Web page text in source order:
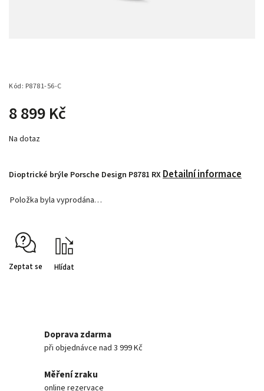
Kód: P8781-56-C
8 899 Kč
Na dotaz
Dioptrické brýle Porsche Design P8781 RX Detailní informace
Položka byla vyprodána…
Zeptat se Hlídat
Doprava zdarma
při objednávce nad 3 999 Kč
Měření zraku
online rezervace